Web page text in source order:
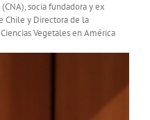
socia fundadora y ex
Chile y Directora de la
Vegetales en América